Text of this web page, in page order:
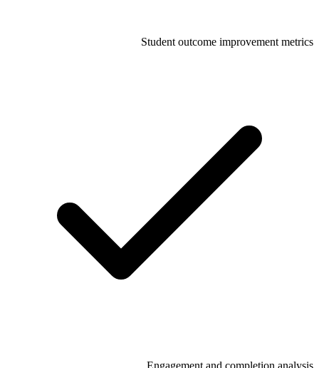
Student outcome improvement metrics
Engagement and completion analysis